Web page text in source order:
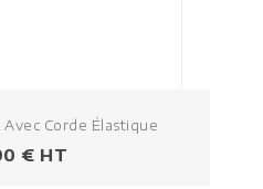
Corde Élastique
€ HT